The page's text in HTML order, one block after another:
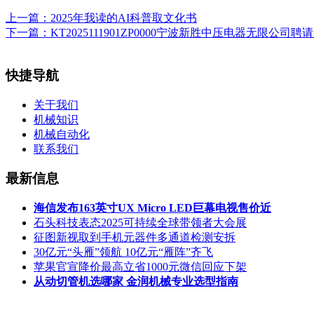
上一篇： 2025年我读的AI科普取文化书
下一篇： KT2025111901ZP0000宁波新胜中压电器无限公司聘
快捷导航
关于我们
机械知识
机械自动化
联系我们
最新信息
海信发布163英寸UX Micro LED巨幕电视售价近
石头科技表态2025可持续全球带领者大会展
征图新视取到手机元器件多通道检测安拆
30亿元“头雁”领航 10亿元“雁阵”齐飞
苹果官宣降价最高立省1000元微信回应下架
从动切管机选哪家 金润机械专业选型指南